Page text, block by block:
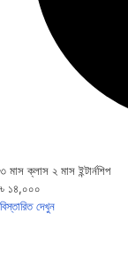
৩ মাস ক্লাস ২ মাস ইন্টার্নশিপ
৳ ১৪,০০০
বিস্তারিত দেখুন